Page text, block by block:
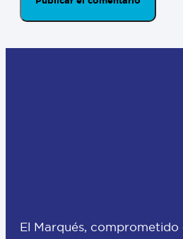
El Marqués,